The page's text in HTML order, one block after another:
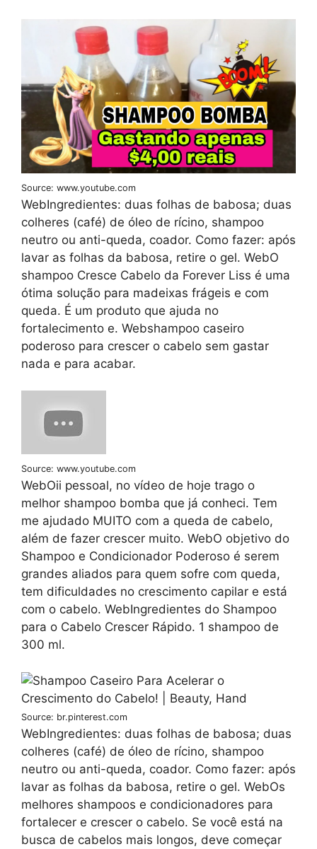
Source: www.youtube.com
WebIngredientes: duas folhas de babosa; duas
colheres (café) de óleo de rícino, shampoo
neutro ou anti-queda, coador. Como fazer: após
lavar as folhas da babosa, retire o gel. WebO
shampoo Cresce Cabelo da Forever Liss é uma
ótima solução para madeixas frágeis e com
queda. É um produto que ajuda no
fortalecimento e. Webshampoo caseiro
poderoso para crescer o cabelo sem gastar
nada e para acabar.
Source: www.youtube.com
WebOii pessoal, no vídeo de hoje trago o
melhor shampoo bomba que já conheci. Tem
me ajudado MUITO com a queda de cabelo,
além de fazer crescer muito. WebO objetivo do
Shampoo e Condicionador Poderoso é serem
grandes aliados para quem sofre com queda,
tem dificuldades no crescimento capilar e está
com o cabelo. WebIngredientes do Shampoo
para o Cabelo Crescer Rápido. 1 shampoo de
300 ml.
Source: br.pinterest.com
WebIngredientes: duas folhas de babosa; duas
colheres (café) de óleo de rícino, shampoo
neutro ou anti-queda, coador. Como fazer: após
lavar as folhas da babosa, retire o gel. WebOs
melhores shampoos e condicionadores para
fortalecer e crescer o cabelo. Se você está na
busca de cabelos mais longos, deve começar